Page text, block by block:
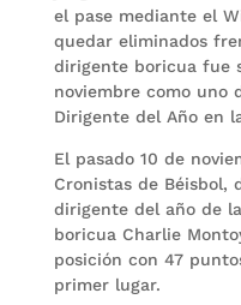
el pase mediante el
quedar eliminados
dirigente boricua fue
noviembre como uno
Dirigente del Año en
El pasado 10 de
Cronistas de Béisbol,
dirigente del año de
boricua Charlie
posición con 47
primer lugar.